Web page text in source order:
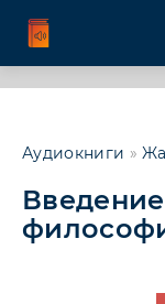
Аудиокниги »